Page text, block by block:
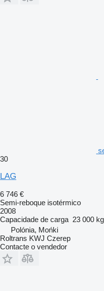
30
LAG
6 746 €
Semi-reboque isotérmico
2008
Capacidade de carga 23 000 kg
Polónia, Mońki
Roltrans KWJ Czerep
Contacte o vendedor